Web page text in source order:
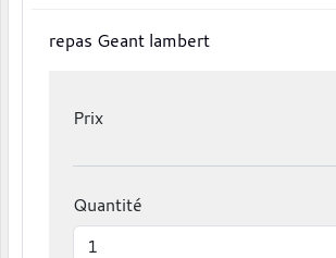
repas Geant lambert
Prix
Quantité